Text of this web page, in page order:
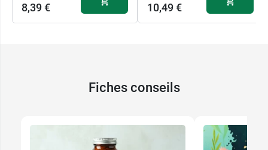
8,39 € 10,49 €
Fiches conseils